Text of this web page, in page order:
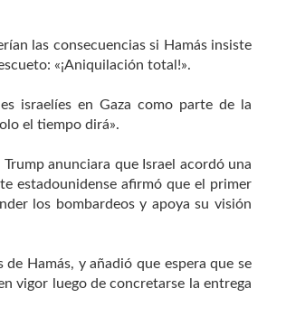
las consecuencias si Hamás insiste
«¡Aniquilación total!».
israelíes en Gaza como parte de la
el tiempo dirá».
anunciara que Israel acordó una
estadounidense afirmó que el primer
los bombardeos y apoya su visión
Hamás, y añadió que espera que se
vigor luego de concretarse la entrega